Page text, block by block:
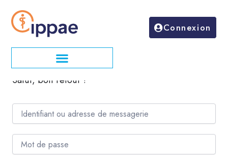
contenu
Connexion
Salut, bon retour !